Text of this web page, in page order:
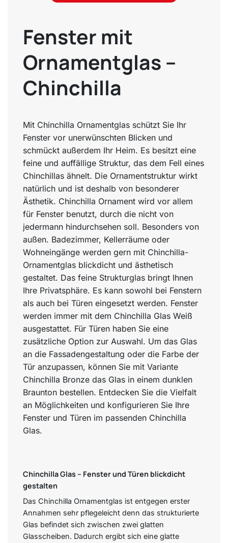
Fenster mit
Ornamentglas –
Chinchilla
Mit Chinchilla Ornamentglas schützt Sie Ihr
Fenster vor unerwünschten Blicken und
schmückt außerdem Ihr Heim. Es besitzt eine
feine und auffällige Struktur, das dem Fell eines
Chinchillas ähnelt. Die Ornamentstruktur wirkt
natürlich und ist deshalb von besonderer
Ästhetik. Chinchilla Ornament wird vor allem
für Fenster benutzt, durch die nicht von
jedermann hindurchsehen soll. Besonders von
außen. Badezimmer, Kellerräume oder
Wohneingänge werden gern mit Chinchilla-
Ornamentglas blickdicht und ästhetisch
gestaltet. Das feine Strukturglas bringt Ihnen
Ihre Privatsphäre. Es kann sowohl bei Fenstern
als auch bei Türen eingesetzt werden. Fenster
werden immer mit dem Chinchilla Glas Weiß
ausgestattet. Für Türen haben Sie eine
zusätzliche Option zur Auswahl. Um das Glas
an die Fassadengestaltung oder die Farbe der
Tür anzupassen, können Sie mit Variante
Chinchilla Bronze das Glas in einem dunklen
Braunton bestellen. Entdecken Sie die Vielfalt
an Möglichkeiten und konfigurieren Sie Ihre
Fenster und Türen im passenden Chinchilla
Glas.
Chinchilla Glas – Fenster und Türen blickdicht
gestalten
Das Chinchilla Ornamentglas ist entgegen erster
Annahmen sehr pflegeleicht denn das strukturierte
Glas befindet sich zwischen zwei glatten
Glasscheiben. Dadurch ergibt sich eine glatte